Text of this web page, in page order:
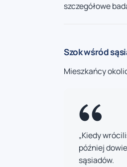
szczegółowe
Szok wśród
Mieszkańcy
„Kiedy
później
sąsiadów.